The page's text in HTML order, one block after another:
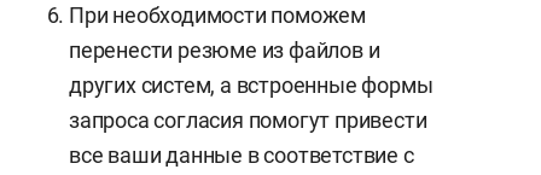
При необходимости поможем
перенести резюме из файлов и
других систем, а встроенные формы
запроса согласия помогут привести
все ваши данные в соответствие с